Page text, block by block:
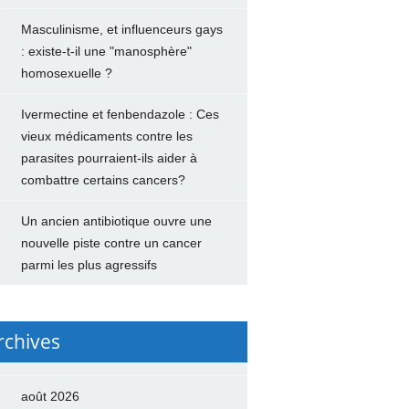
Masculinisme, et influenceurs gays
: existe-t-il une "manosphère"
homosexuelle ?
Ivermectine et fenbendazole : Ces
vieux médicaments contre les
parasites pourraient-ils aider à
combattre certains cancers?
Un ancien antibiotique ouvre une
nouvelle piste contre un cancer
parmi les plus agressifs
août 2026